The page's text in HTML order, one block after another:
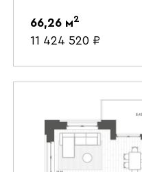
66,26 м2
11 424 520 ₽